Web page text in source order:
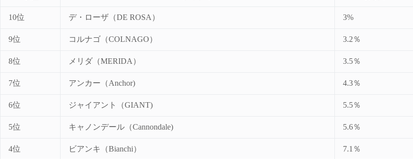
10位 デ・ローザ（DE ROSA） 3%
9位 コルナゴ（COLNAGO） 3.2％
8位 メリダ（MERIDA） 3.5％
7位 アンカー（Anchor) 4.3％
6位 ジャイアント（GIANT) 5.5％
5位 キャノンデール（Cannondale) 5.6％
4位 ビアンキ（Bianchi） 7.1％